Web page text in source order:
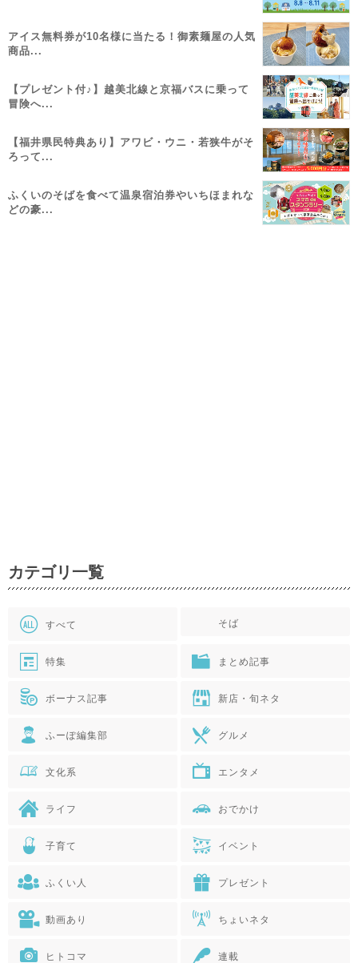
アイス無料券が10名様に当たる！御素麺屋の人気
商品...
【プレゼント付♪】越美北線と京福バスに乗って
冒険へ...
【福井県民特典あり】アワビ・ウニ・若狭牛がそ
ろって...
ふくいのそばを食べて温泉宿泊券やいちほまれな
どの豪...
カテゴリ一覧
すべて そば
特集 まとめ記事
ボーナス記事 新店・旬ネタ
ふーぽ編集部 グルメ
文化系 エンタメ
ライフ おでかけ
子育て イベント
ふくい人 プレゼント
動画あり ちょいネタ
ヒトコマ 連載